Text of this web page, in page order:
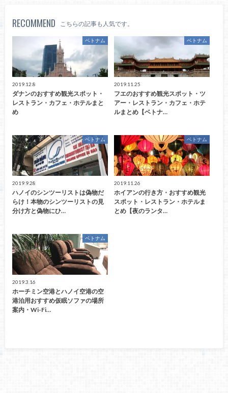
RECOMMEND こちらの記事も人気です。
ベトナム
2019.12.8
ダナンのおすすめ観光スポット・
レストラン・カフェ・ホテルまと
め
ベトナム
2019.11.25
フエのおすすめ観光スポット・ツ
アー・レストラン・カフェ・ホテ
ルまとめ【ベトナ…
ベトナム
2019.9.28
ハノイのシンツーリストは偽物だ
らけ！本物のシンツーリストの見
分け方と偽物にひ…
ベトナム
2019.11.26
ホイアンの行き方・おすすめ観光
スポット・レストラン・ホテルま
とめ【夜のランタ…
ベトナム
2019.3.16
ホーチミン空港とハノイ空港の空
港泊用おすすめ仮眠ソファの場所
案内・Wi-Fi…